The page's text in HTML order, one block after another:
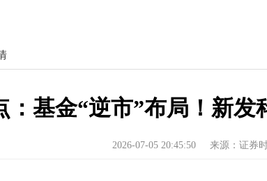
：基金“逆市”布局！新发
2026-07-05 20:45:50 来源：证券